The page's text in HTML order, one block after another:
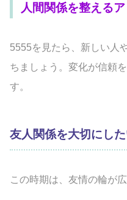
人間関係を整える
5555を見たら、新しい人
ちましょう。変化が信頼
す。
友人関係を大切にし
この時期は、友情の輪が